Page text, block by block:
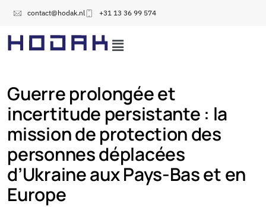
contact@hodak.nl +31 13 36 99 574
Guerre prolongée et
incertitude persistante : la
mission de protection des
personnes déplacées
d’Ukraine aux Pays-Bas et en
Europe